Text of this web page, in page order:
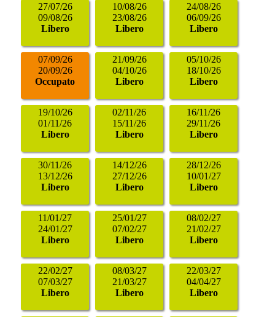
27/07/26
09/08/26
Libero
10/08/26
23/08/26
Libero
24/08/26
06/09/26
Libero
07/09/26
20/09/26
Occupato
21/09/26
04/10/26
Libero
05/10/26
18/10/26
Libero
19/10/26
01/11/26
Libero
02/11/26
15/11/26
Libero
16/11/26
29/11/26
Libero
30/11/26
13/12/26
Libero
14/12/26
27/12/26
Libero
28/12/26
10/01/27
Libero
11/01/27
24/01/27
Libero
25/01/27
07/02/27
Libero
08/02/27
21/02/27
Libero
22/02/27
07/03/27
Libero
08/03/27
21/03/27
Libero
22/03/27
04/04/27
Libero